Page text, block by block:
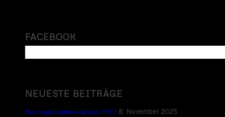
FACEBOOK
NEUESTE BEITRÄGE
Das Sendezentrum auf dem 39C3 8. November 2025